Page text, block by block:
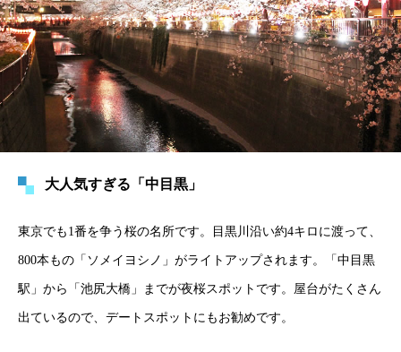
大人気すぎる「中目黒」
東京でも1番を争う桜の名所です。目黒川沿い約4キロに渡って、
800本もの「ソメイヨシノ」がライトアップされます。「中目黒
駅」から「池尻大橋」までが夜桜スポットです。屋台がたくさん
出ているので、デートスポットにもお勧めです。